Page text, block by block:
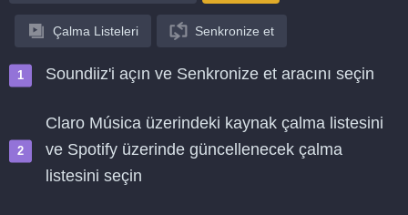
Çalma Listeleri Senkronize et
Soundiiz'i açın ve Senkronize et aracını seçin
Claro Música üzerindeki kaynak çalma listesini
ve Spotify üzerinde güncellenecek çalma
listesini seçin